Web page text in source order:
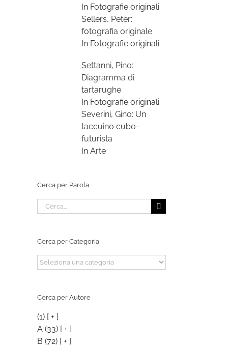
In Fotografie originali
Sellers, Peter:
fotografia originale
In Fotografie originali
Settanni, Pino:
Diagramma di
tartarughe
In Fotografie originali
Severini, Gino: Un
taccuino cubo-
futurista
In Arte
Cerca per Parola
Cerca
per:
Cerca per Categoria
Cerca
per
Cerca per Autore
(1) [ + ]
A (33) [ + ]
B (72) [ + ]